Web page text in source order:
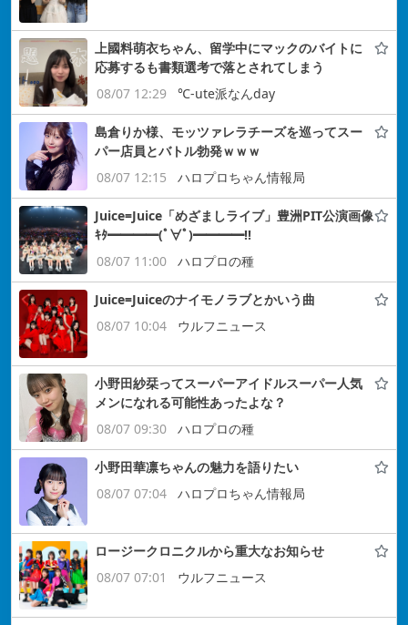
上國料萌衣ちゃん、留学中にマックのバイトに
応募するも書類選考で落とされてしまう
08/07 12:29
℃-ute派なんday
島倉りか様、モッツァレラチーズを巡ってスー
パー店員とバトル勃発ｗｗｗ
08/07 12:15
ハロプロちゃん情報局
Juice=Juice「めざましライブ」豊洲PIT公演画像
ｷﾀ━━━━(ﾟ∀ﾟ)━━━━!!
08/07 11:00
ハロプロの種
Juice=Juiceのナイモノラブとかいう曲
08/07 10:04
ウルフニュース
小野田紗栞ってスーパーアイドルスーパー人気
メンになれる可能性あったよな？
08/07 09:30
ハロプロの種
小野田華凛ちゃんの魅力を語りたい
08/07 07:04
ハロプロちゃん情報局
ロージークロニクルから重大なお知らせ
08/07 07:01
ウルフニュース